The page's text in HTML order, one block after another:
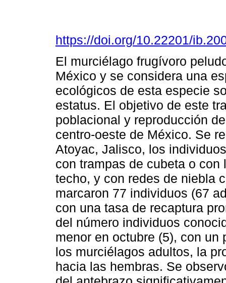
https://doi.org/10.22201/
El murciélago frugívoro
México y se considera una
ecológicos de esta especie
estatus. El objetivo de este
poblacional y reproducción
centro-oeste de México. Se
Atoyac, Jalisco, los
con trampas de cubeta o
techo, y con redes de niebla
marcaron 77 individuos (67
con una tasa de recaptura
del número individuos
menor en octubre (5), con
los murciélagos adultos, la
hacia las hembras. Se